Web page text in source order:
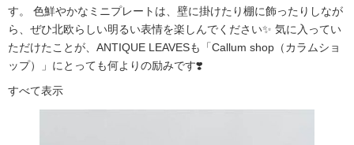
す。 色鮮やかなミニプレートは、壁に掛けたり棚に飾ったりしなが
ら、ぜひ北欧らしい明るい表情を楽しんでください✨ 気に入ってい
ただけたことが、ANTIQUE LEAVESも「Callum shop（カラムショ
ップ）」にとっても何よりの励みです❣️
すべて表示